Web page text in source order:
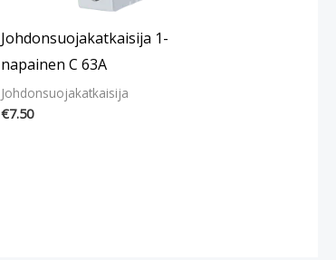
Johdonsuojakatkaisija 1-
napainen C 63A
Johdonsuojakatkaisija
€7.50